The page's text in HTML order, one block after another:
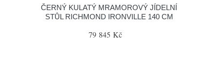
ČERNÝ KULATÝ MRAMOROVÝ JÍDELNÍ
STŮL RICHMOND IRONVILLE 140 CM
79 845 Kč